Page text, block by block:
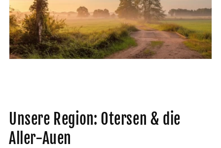
Unsere Region: Otersen & die
Aller-Auen